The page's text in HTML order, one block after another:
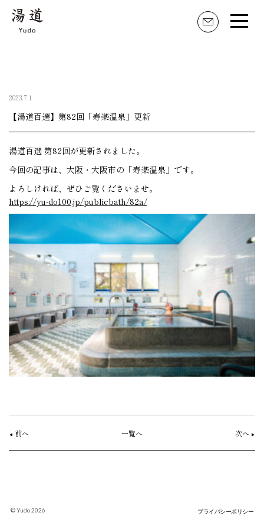
活動内容
湯道のはじめ方
湯道具・職人
湯の記 掲示板
湯道おすすめの湯屋
湯道百選
2023.7.1
【湯道百選】第82回「寿楽温泉」更新
湯道百選 第82回が更新されました。
今回の記事は、大阪・大阪市の「寿楽温泉」です。
よろしければ、ぜひご覧くださいませ。
https://yu-do100.jp/publicbath/82a/
◀︎ 前へ 一覧へ 次へ ▶︎
©︎ Yudo 2026 プライバシーポリシー